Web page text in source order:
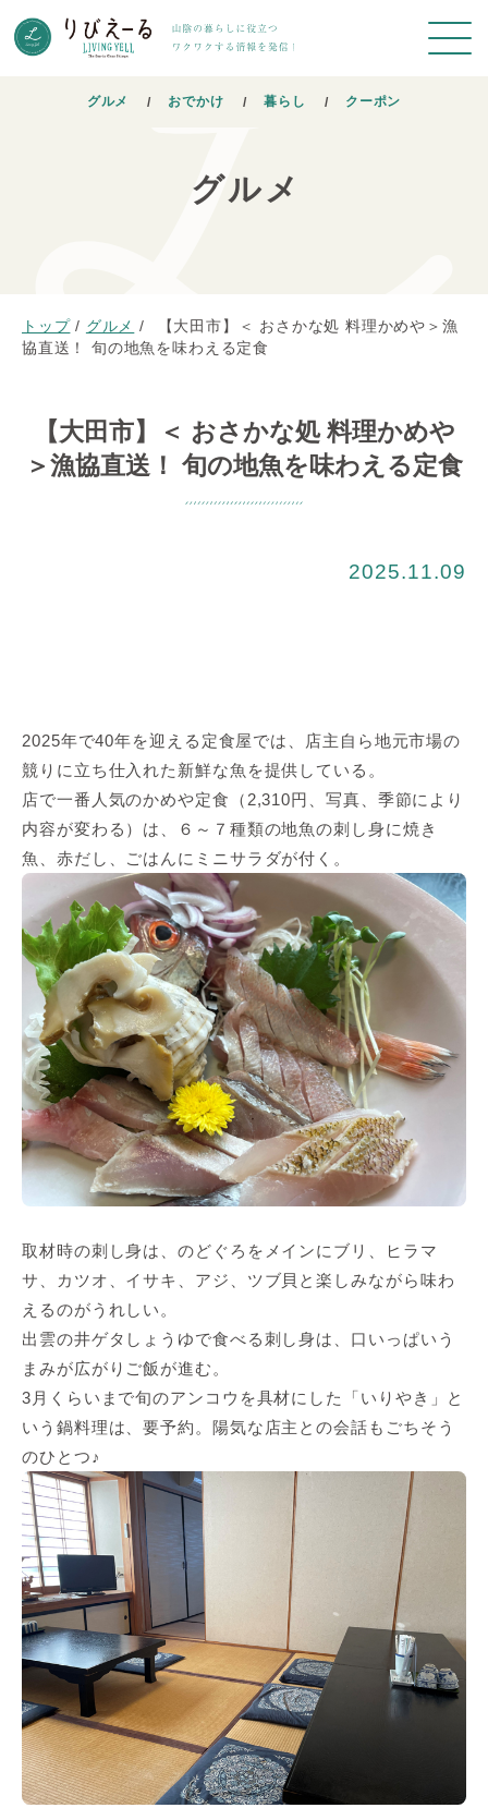
グルメ おでかけ 暮らし クーポン
グルメ
トップ / グルメ /
【大田市】＜ おさかな処 料理かめや＞漁
協直送！ 旬の地魚を味わえる定食
【大田市】＜ おさかな処 料理かめや
＞漁協直送！ 旬の地魚を味わえる定食
2025.11.09
2025年で40年を迎える定食屋では、店主自ら地元市場の
競りに立ち仕入れた新鮮な魚を提供している。
店で一番人気のかめや定食（2,310円、写真、季節により
内容が変わる）は、６～７種類の地魚の刺し身に焼き
魚、赤だし、ごはんにミニサラダが付く。
取材時の刺し身は、のどぐろをメインにブリ、ヒラマ
サ、カツオ、イサキ、アジ、ツブ貝と楽しみながら味わ
えるのがうれしい。
出雲の井ゲタしょうゆで食べる刺し身は、口いっぱいう
まみが広がりご飯が進む。
3月くらいまで旬のアンコウを具材にした「いりやき」と
いう鍋料理は、要予約。陽気な店主との会話もごちそう
のひとつ♪